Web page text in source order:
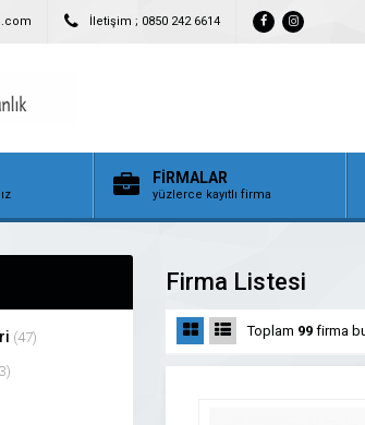
İletişim ; 0850 242 6614
FİRMALAR
yüzlerce kayıtlı firma
(47)
Firma Listesi
Toplam 99 firma